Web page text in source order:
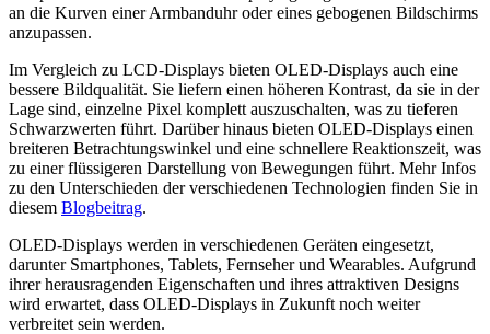
an die Kurven einer Armbanduhr oder eines gebogenen Bildschirms
anzupassen.
Im Vergleich zu LCD-Displays bieten OLED-Displays auch eine
bessere Bildqualität. Sie liefern einen höheren Kontrast, da sie in der
Lage sind, einzelne Pixel komplett auszuschalten, was zu tieferen
Schwarzwerten führt. Darüber hinaus bieten OLED-Displays einen
breiteren Betrachtungswinkel und eine schnellere Reaktionszeit, was
zu einer flüssigeren Darstellung von Bewegungen führt. Mehr Infos
zu den Unterschieden der verschiedenen Technologien finden Sie in
diesem Blogbeitrag.
OLED-Displays werden in verschiedenen Geräten eingesetzt,
darunter Smartphones, Tablets, Fernseher und Wearables. Aufgrund
ihrer herausragenden Eigenschaften und ihres attraktiven Designs
wird erwartet, dass OLED-Displays in Zukunft noch weiter
verbreitet sein werden.